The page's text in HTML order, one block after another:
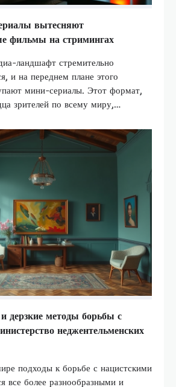
вытесняют
фильмы на стримингах
ландшафт стремительно
и на переднем плане этого
мини-сериалы. Этот формат,
зрителей по всему миру,…
дерзкие методы борьбы с
неджентельменских
подходы к борьбе с нацистскими
все более разнообразными и